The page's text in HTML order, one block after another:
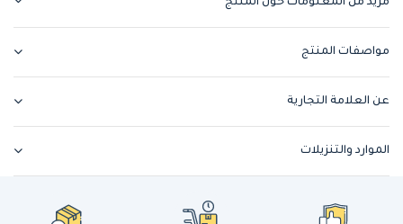
مواصفات المنتج
عن العلامة التجارية
الموارد والتنزيلات